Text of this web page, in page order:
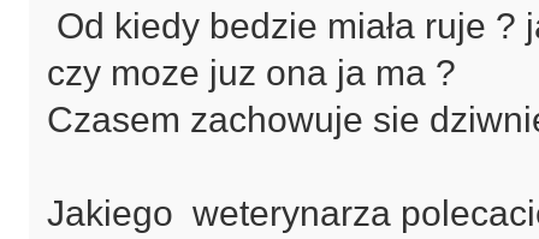
Od kiedy bedzie miała ruje
czy moze juz ona ja ma ?
Czasem zachowuje sie
Jakiego weterynarza